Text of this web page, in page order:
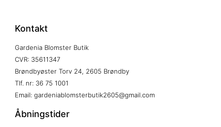
Kontakt
Gardenia Blomster Butik
CVR: 35611347
Brøndbyøster Torv 24, 2605 Brøndby
Tlf. nr: 36 75 1001
Email: gardeniablomsterbutik2605@gmail.com
Åbningstider